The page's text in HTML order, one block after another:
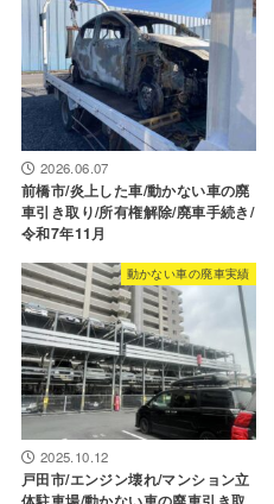
2026.06.07
前橋市/炎上した車/動かない車の廃
車引き取り/所有権解除/廃車手続き/
令和7年11月
動かない車の廃車実績
2025.10.12
戸田市/エンジン壊れ/マンション立